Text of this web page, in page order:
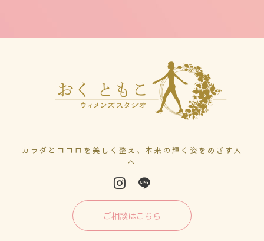
カラダとココロを美しく整え、本来の輝く姿をめざす人
へ
ご相談はこちら